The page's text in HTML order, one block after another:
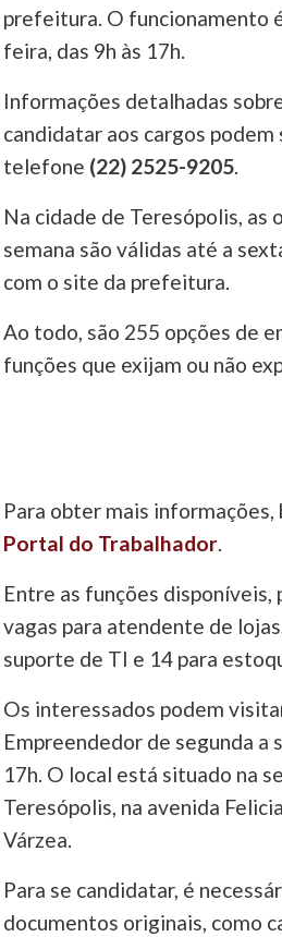
prefeitura. O funcionamento
feira, das 9h às 17h.
Informações detalhadas
candidatar aos cargos
telefone (22) 2525-9205.
Na cidade de Teresópolis, as
semana são válidas até a
com o site da prefeitura.
Ao todo, são 255 opções de
funções que exijam ou não
Para obter mais informações,
Portal do Trabalhador.
Entre as funções
vagas para atendente de
suporte de TI e 14 para
Os interessados podem
Empreendedor de segunda a
17h. O local está situado na
Teresópolis, na avenida
Várzea.
Para se candidatar, é
documentos originais, como